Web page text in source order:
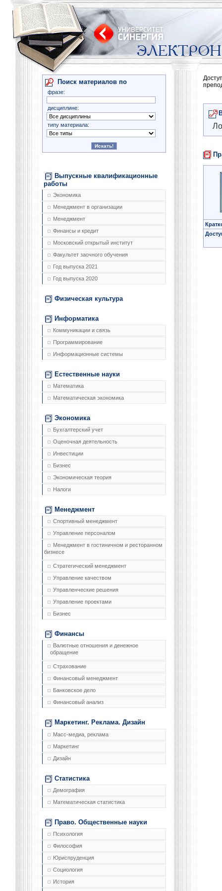
Поиск материалов по
фразе:
дисциплине:
типу материала:
Выпускные квалификационные
работы
Экономика
Менеджмент в организации
Менеджмент
Финансы и кредит
Московский открытый институт
Факультет заочного обучения
Год выпуска 2021
Год выпуска 2020
Физическая культура
Информатика
Коммуникации и связь
Программирование
Информационные системы
Естественные науки
Математика
Математическая экономика
Экономика
Бухгалтерский учет
Оценочная деятельность
Инвестиции
Бизнес
Экономическая теория
Налоги
Менеджмент
Спортивный менеджмент
Управление персоналом
Менеджмент в гостиничном и ресторанном
бизнесе
Стратегический менеджмент
Управление качеством
Управленческие решения
Управление проектами
Бизнес
Финансы
Валютные отношения и денежное
обращение
Страхование
Финансовый менеджмент
Банковское дело
Финансовый анализ
Маркетинг. Реклама. Дизайн
Масс-медиа, реклама
Маркетинг
Дизайн
Статистика
Демография
Математическая статистика
Право. Общественные науки
Психология
Философия
Юриспруденция
Социология
История